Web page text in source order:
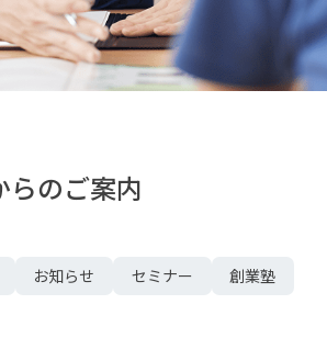
らのご案内
お知らせ セミナー 創業塾